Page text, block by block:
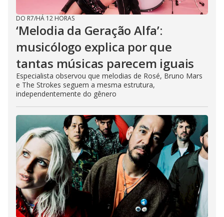
DO R7/HÁ 12 HORAS
‘Melodia da Geração Alfa’:
musicólogo explica por que
tantas músicas parecem iguais
Especialista observou que melodias de Rosé, Bruno Mars
e The Strokes seguem a mesma estrutura,
independentemente do gênero